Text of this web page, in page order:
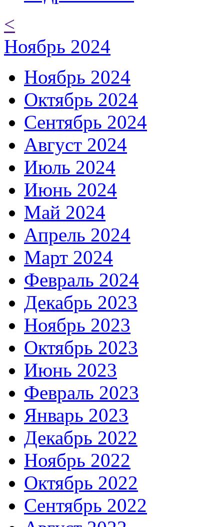
<
Ноябрь 2024
Ноябрь 2024
Октябрь 2024
Сентябрь 2024
Август 2024
Июль 2024
Июнь 2024
Май 2024
Апрель 2024
Март 2024
Февраль 2024
Декабрь 2023
Ноябрь 2023
Октябрь 2023
Июнь 2023
Февраль 2023
Январь 2023
Декабрь 2022
Ноябрь 2022
Октябрь 2022
Сентябрь 2022